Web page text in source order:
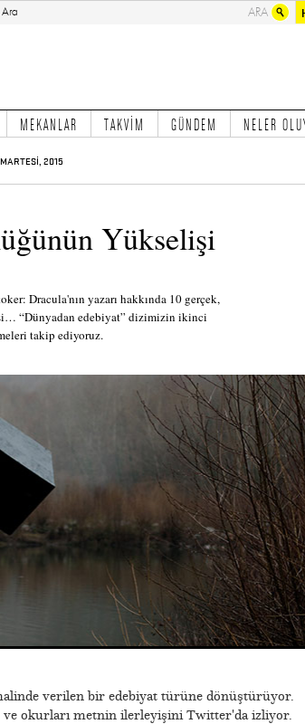
MEKANLAR TAKVİM GÜNDEM NELER
2015
Yükselişi
Dracula'nın yazarı hakkında 10 gerçek,
“Dünyadan edebiyat” dizimizin ikinci
takip ediyoruz.
verilen bir edebiyat türüne dönüştürüyor.
okurları metnin ilerleyişini Twitter'da izliyor.